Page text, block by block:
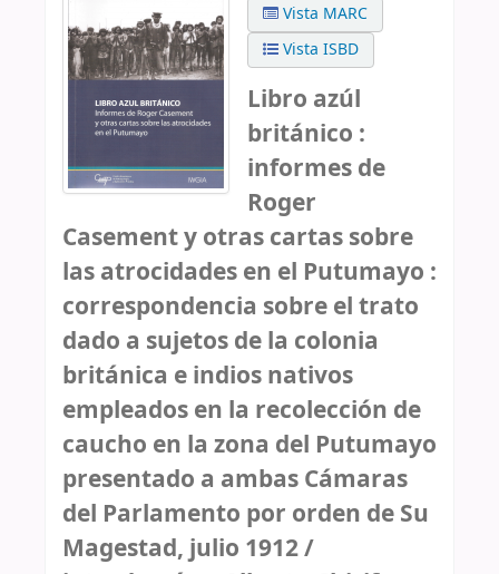
Vista MARC
Vista ISBD
Libro azúl
británico :
informes de
Roger
Casement y otras cartas sobre
las atrocidades en el Putumayo :
correspondencia sobre el trato
dado a sujetos de la colonia
británica e indios nativos
empleados en la recolección de
caucho en la zona del Putumayo
presentado a ambas Cámaras
del Parlamento por orden de Su
Magestad, julio 1912 /